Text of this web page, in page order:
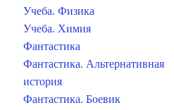
Учеба. Физика
Учеба. Химия
Фантастика
Фантастика. Альтернативная
история
Фантастика. Боевик